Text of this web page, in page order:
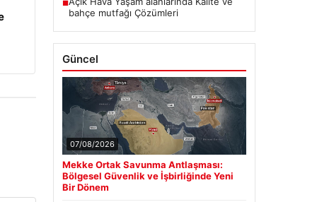
■
bahçe mutfağı Çözümleri
Güncel
07/08/2026
Mekke Ortak Savunma Antlaşması:
Bölgesel Güvenlik ve İşbirliğinde Yeni
Bir Dönem